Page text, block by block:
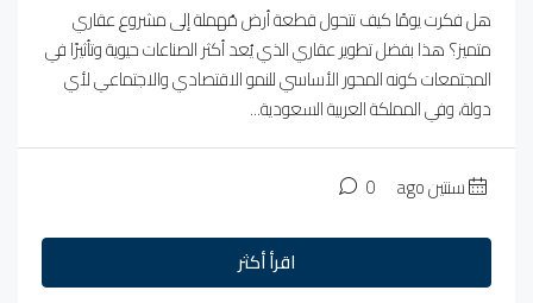
هل فكرت يومًا كيف تتحول قطعة أرض مُهملة إلى مشروع عقاري
متميز؟ هذا بفضل تطوير عقاري الذي يُعد أكثر الصناعات حيوية وتأثيرًا في
المجتمعات كونه المحور الأساسي للنمو الاقتصادي والاجتماعي لأي
دولة، وفي المملكة العربية السعودية...
سنتين ago 0
اقرأ أكثر